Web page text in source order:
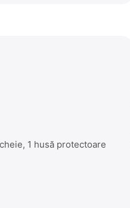
1 husă protectoare